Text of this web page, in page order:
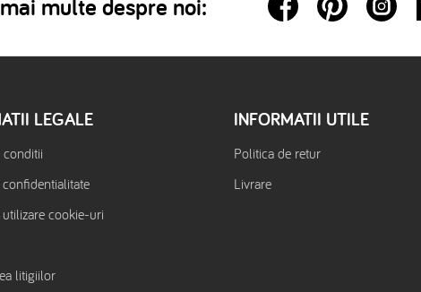
LEGALE
cookie-uri
litigiilor
INFORMATII UTILE
Politica de retur
Livrare